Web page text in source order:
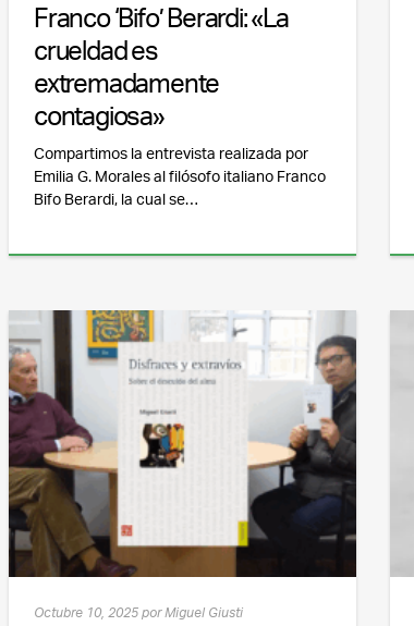
Franco ‘Bifo’ Berardi: «La
crueldad es
extremadamente
contagiosa»
Compartimos la entrevista realizada por
Emilia G. Morales al filósofo italiano Franco
Bifo Berardi, la cual se…
Octubre 10, 2025 por Miguel Giusti